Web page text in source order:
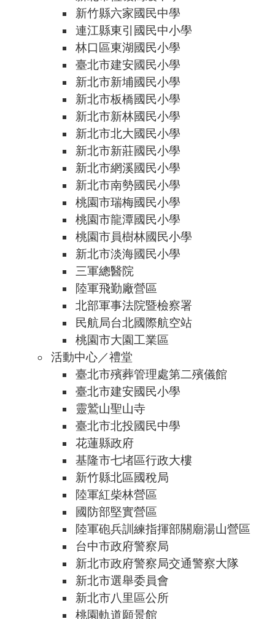
新竹縣六家國民中學
連江縣東引國民中小學
林口區東湖國民小學
臺北市建安國民小學
新北市新埔國民小學
新北市板橋國民小學
新北市新林國民小學
新北市北大國民小學
新北市新莊國民小學
新北市網溪國民小學
新北市南勢國民小學
桃園市瑞梅國民小學
桃園市龍潭國民小學
桃園市員樹林國民小學
新北市淡海國民小學
三軍總醫院
陸軍飛勤廠營區
北部軍事法院暨檢察署
民航局台北國際航空站
桃園市大園工業區
活動中心／禮堂
臺北市殯葬管理處第二殯儀館
臺北市建安國民小學
靈鷲山聖山寺
臺北市北投國民中學
花蓮縣政府
基隆市七堵區行政大樓
新竹縣北區國稅局
陸軍紅柴林營區
國防部堅實營區
陸軍砲兵訓練指揮部關廟湯山營區
台中市政府警察局
新北市政府警察局交通警察大隊
新北市選舉委員會
新北市八里區公所
桃園軌道願景館